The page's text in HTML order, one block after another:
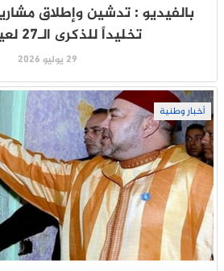
بالفيديو : تدشين وإطلاق
تخليداً للذكرى الـ27 لعيد العرش
29 يوليو 2026
أخبار وطنية